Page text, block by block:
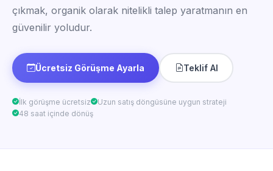
çıkmak, organik olarak nitelikli talep yaratmanın en
güvenilir yoludur.
Ücretsiz Görüşme Ayarla Teklif Al
İlk görüşme ücretsiz
Uzun satış döngüsüne uygun strateji
48 saat içinde dönüş